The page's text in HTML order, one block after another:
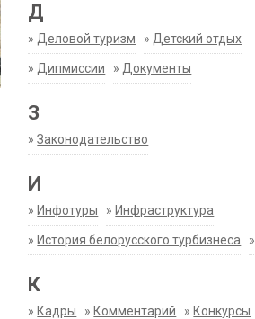
Д
» Деловой туризм » Детский отдых
» Дипмиссии » Документы
З
»Законодательство
И
» Инфотуры » Инфраструктура
» История белорусского турбизнеса »
К
» Кадры » Комментарий » Конкурсы